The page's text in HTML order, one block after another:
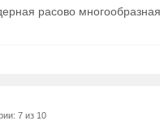
расово
7 из 10